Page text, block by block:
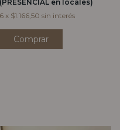
(PRESENCIAL en locales)
6 x $1.166,50 sin interés